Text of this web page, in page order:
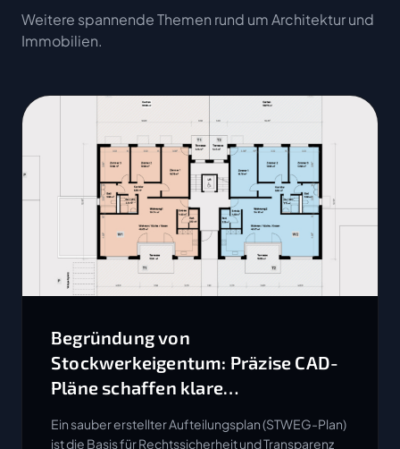
Weitere spannende Themen rund um Architektur und
Immobilien.
Begründung von
Stockwerkeigentum: Präzise CAD-
Pläne schaffen klare
Ein sauber erstellter Aufteilungsplan (STWEG-Plan)
ist die Basis für Rechtssicherheit und Transparenz